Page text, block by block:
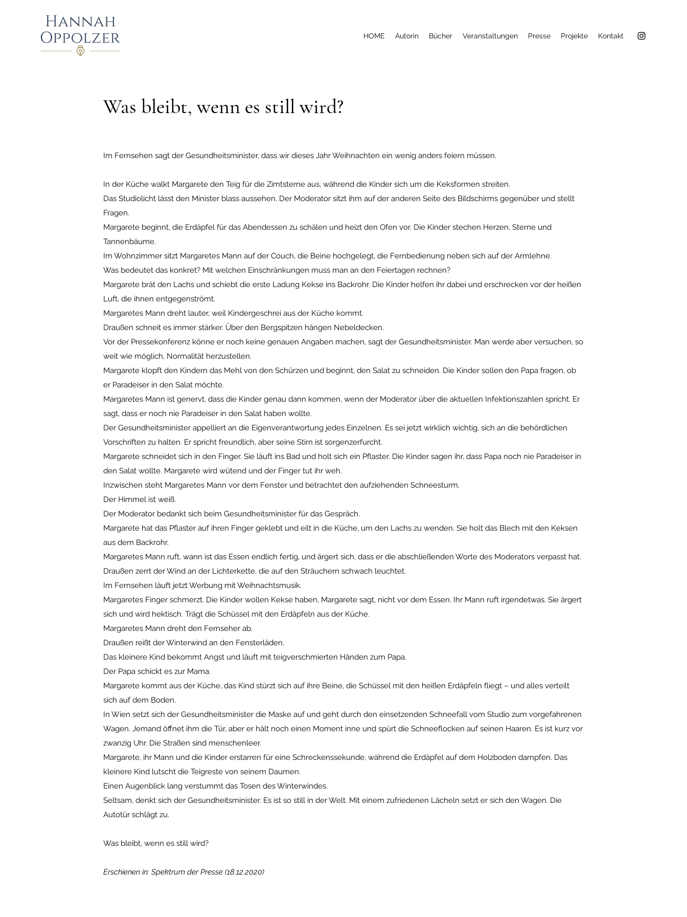
HOME Autorin Bücher Veranstaltungen Presse Projekte Kontakt
Was bleibt, wenn es still wird?
Im Fernsehen sagt der Gesundheitsminister, dass wir dieses Jahr Weihnachten ein wenig anders feiern müssen.
In der Küche walkt Margarete den Teig für die Zimtsterne aus, während die Kinder sich um die Keksformen streiten.
Das Studiolicht lässt den Minister blass aussehen. Der Moderator sitzt ihm auf der anderen Seite des Bildschirms gegenüber und stellt
Fragen.
Margarete beginnt, die Erdäpfel für das Abendessen zu schälen und heizt den Ofen vor. Die Kinder stechen Herzen, Sterne und
Tannenbäume.
Im Wohnzimmer sitzt Margaretes Mann auf der Couch, die Beine hochgelegt, die Fernbedienung neben sich auf der Armlehne.
Was bedeutet das konkret? Mit welchen Einschränkungen muss man an den Feiertagen rechnen?
Margarete brät den Lachs und schiebt die erste Ladung Kekse ins Backrohr. Die Kinder helfen ihr dabei und erschrecken vor der heißen
Luft, die ihnen entgegenströmt.
Margaretes Mann dreht lauter, weil Kindergeschrei aus der Küche kommt.
Draußen schneit es immer stärker. Über den Bergspitzen hängen Nebeldecken.
Vor der Pressekonferenz könne er noch keine genauen Angaben machen, sagt der Gesundheitsminister. Man werde aber versuchen, so
weit wie möglich, Normalität herzustellen.
Margarete klopft den Kindern das Mehl von den Schürzen und beginnt, den Salat zu schneiden. Die Kinder sollen den Papa fragen, ob
er Paradeiser in den Salat möchte.
Margaretes Mann ist genervt, dass die Kinder genau dann kommen, wenn der Moderator über die aktuellen Infektionszahlen spricht. Er
sagt, dass er noch nie Paradeiser in den Salat haben wollte.
Der Gesundheitsminister appelliert an die Eigenverantwortung jedes Einzelnen. Es sei jetzt wirklich wichtig, sich an die behördlichen
Vorschriften zu halten. Er spricht freundlich, aber seine Stirn ist sorgenzerfurcht.
Margarete schneidet sich in den Finger. Sie läuft ins Bad und holt sich ein Pflaster. Die Kinder sagen ihr, dass Papa noch nie Paradeiser in
den Salat wollte. Margarete wird wütend und der Finger tut ihr weh.
Inzwischen steht Margaretes Mann vor dem Fenster und betrachtet den aufziehenden Schneesturm.
Der Himmel ist weiß.
Der Moderator bedankt sich beim Gesundheitsminister für das Gespräch.
Margarete hat das Pflaster auf ihren Finger geklebt und eilt in die Küche, um den Lachs zu wenden. Sie holt das Blech mit den Keksen
aus dem Backrohr.
Margaretes Mann ruft, wann ist das Essen endlich fertig, und ärgert sich, dass er die abschließenden Worte des Moderators verpasst hat.
Draußen zerrt der Wind an der Lichterkette, die auf den Sträuchern schwach leuchtet.
Im Fernsehen läuft jetzt Werbung mit Weihnachtsmusik.
Margaretes Finger schmerzt. Die Kinder wollen Kekse haben, Margarete sagt, nicht vor dem Essen. Ihr Mann ruft irgendetwas. Sie ärgert
sich und wird hektisch. Trägt die Schüssel mit den Erdäpfeln aus der Küche.
Margaretes Mann dreht den Fernseher ab.
Draußen reißt der Winterwind an den Fensterläden.
Das kleinere Kind bekommt Angst und läuft mit teigverschmierten Händen zum Papa.
Der Papa schickt es zur Mama.
Margarete kommt aus der Küche, das Kind stürzt sich auf ihre Beine, die Schüssel mit den heißen Erdäpfeln fliegt – und alles verteilt
sich auf dem Boden.
In Wien setzt sich der Gesundheitsminister die Maske auf und geht durch den einsetzenden Schneefall vom Studio zum vorgefahrenen
Wagen. Jemand öffnet ihm die Tür, aber er hält noch einen Moment inne und spürt die Schneeflocken auf seinen Haaren. Es ist kurz vor
zwanzig Uhr. Die Straßen sind menschenleer.
Margarete, ihr Mann und die Kinder erstarren für eine Schreckenssekunde, während die Erdäpfel auf dem Holzboden dampfen. Das
kleinere Kind lutscht die Teigreste von seinem Daumen.
Einen Augenblick lang verstummt das Tosen des Winterwindes.
Seltsam, denkt sich der Gesundheitsminister. Es ist so still in der Welt. Mit einem zufriedenen Lächeln setzt er sich den Wagen. Die
Autotür schlägt zu.
Was bleibt, wenn es still wird?
Erschienen in: Spektrum der Presse (18.12.2020)